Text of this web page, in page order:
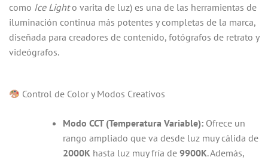
como Ice Lighto varita de luz) es una de las herramientas de
iluminación continua más potentes y completas de la marca,
diseñada para creadores de contenido, fotógrafos de retrato y
videógrafos.
Control de Color y Modos Creativos
Modo CCT (Temperatura Variable):Ofrece un
rango ampliado que va desde luz muy cálida de
2000Khasta luz muy fría de 9900K. Además,